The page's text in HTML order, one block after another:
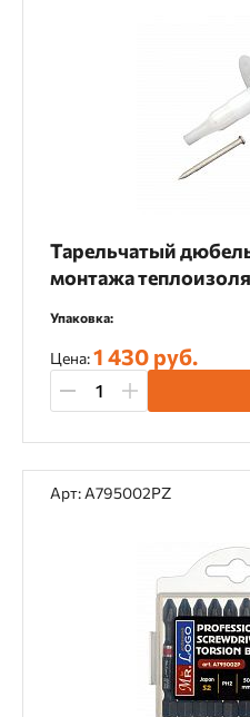
Тарельчатый
монтажа
Упаковка:
Цена:1 430 руб.
Арт: A795002PZ